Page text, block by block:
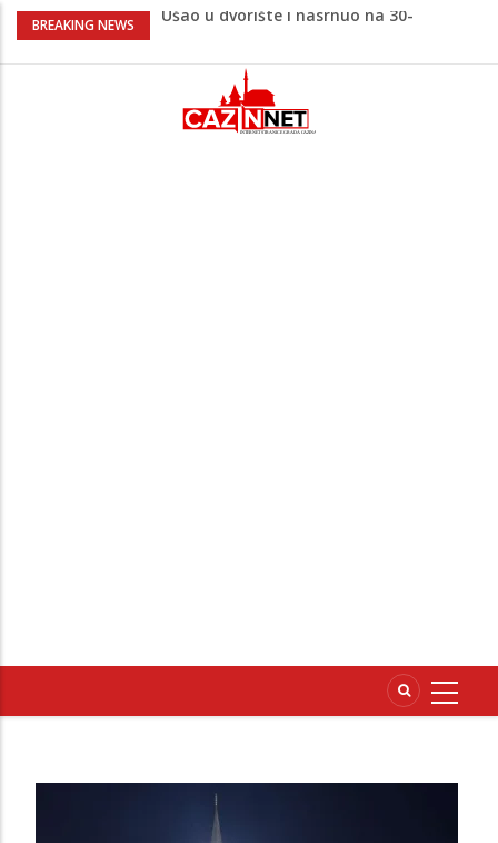
BREAKING NEWS
Ušao u dvorište i nasrnuo na 30-
zadržao do dolaska policije
Green Coast dovodi Nammos Hotels &
Resorts u Albaniju: Na Albanskoj rivijeri
nastaje nova lifestyle destinacija